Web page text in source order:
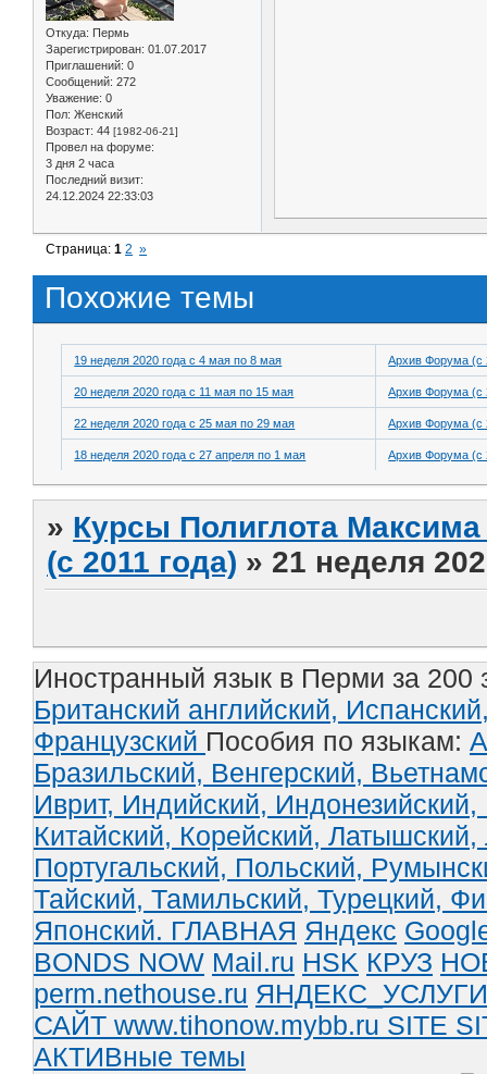
Откуда: Пермь
Зарегистрирован: 01.07.2017
Приглашений: 0
Сообщений: 272
Уважение: 0
Пол: Женский
Возраст: 44 [1982-06-21]
Провел на форуме:
3 дня 2 часа
Последний визит:
24.12.2024 22:33:03
Страница:1 2 »
Похожие темы
19 неделя 2020 года с 4 мая по 8 мая Архив Форума (с
20 неделя 2020 года с 11 мая по 15 мая Архив Форума (с
22 неделя 2020 года с 25 мая по 29 мая Архив Форума (с
18 неделя 2020 года с 27 апреля по 1 мая Архив Форума (с
» Курсы Полиглота
(с 2011 года) » 21 неделя
Иностранный язык в Перми за 200
Британский английский,
Французский Пособия по языкам:
Бразильский, Венгерский,
Иврит, Индийский, Индонезийский,
Китайский, Корейский, Латышский,
Португальский, Польский,
Тайский, Тамильский, Турецкий,
Японский. ГЛАВНАЯ Яндекс
BONDS NOW Mail.ru HSK КРУЗ
perm.nethouse.ru ЯНДЕКС_УСЛУГИ
САЙТ www.tihonow.mybb.ru SITE
АКТИВные темы